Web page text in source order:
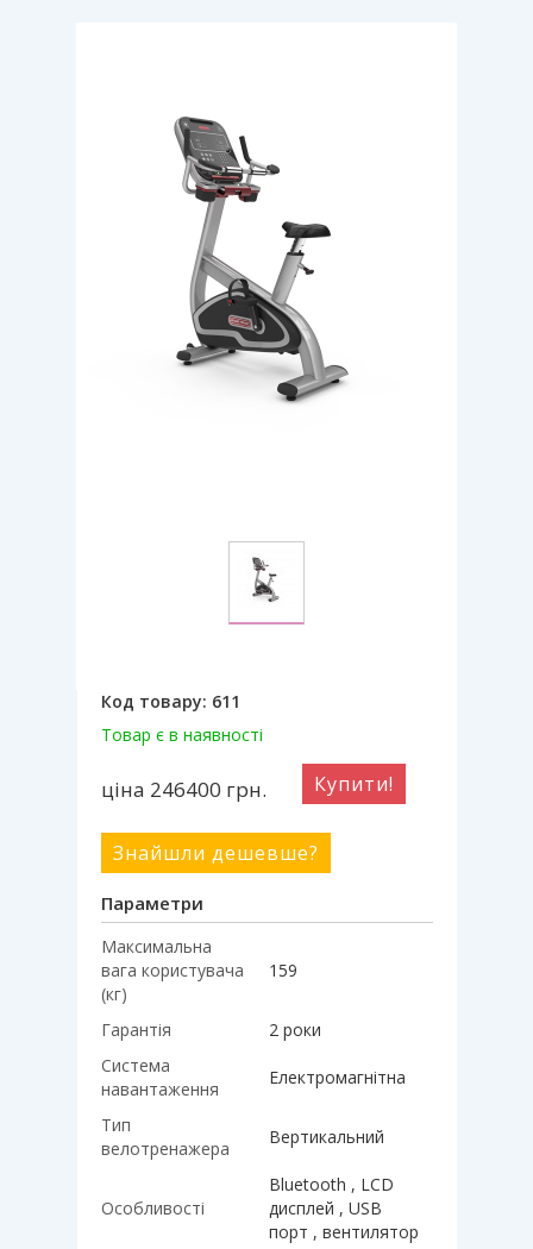
Код товару: 611
Товар є в наявності
ціна 246400 грн. Купити!
Знайшли дешевше?
Параметри
Максимальна
вага користувача
(кг)
159
Гарантія
2 роки
Система
навантаження
Електромагнітна
Тип
велотренажера
Вертикальний
Особливості
Bluetooth , LCD
дисплей , USB
порт , вентилятор